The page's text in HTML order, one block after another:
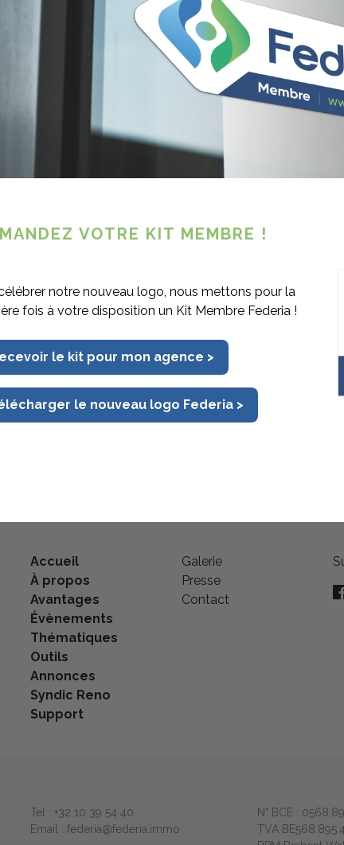
Le texte doit encore être approuvé
entrera en vigueur le 1eravril 2023.
majeures :
de cet article, veuillez vous connecter
via Federia Connect
SOYEZ TOUJOURS À LA
Newsletter et Federiamag,
Accueil
À propos
Avantages
Évènements
Thématiques
Outils
Annonces
Syndic Reno
Support
Galerie
Presse
Contact
Tel : +32 10 39 54 40
Email : federia@federia.immo
N° BCE :
TVA
VOTRE KIT MEMBRE !
notre nouveau logo, nous mettons pour la
fois à votre disposition un Kit Membre Federia !
le kit pour mon agence >
le nouveau logo Federia >